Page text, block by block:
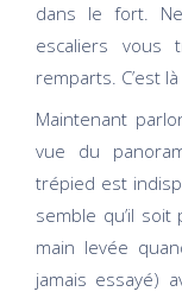
dans le fort.
escaliers vous
remparts. C’est
Maintenant
vue du
trépied est
semble qu’il
main levée
jamais essayé)